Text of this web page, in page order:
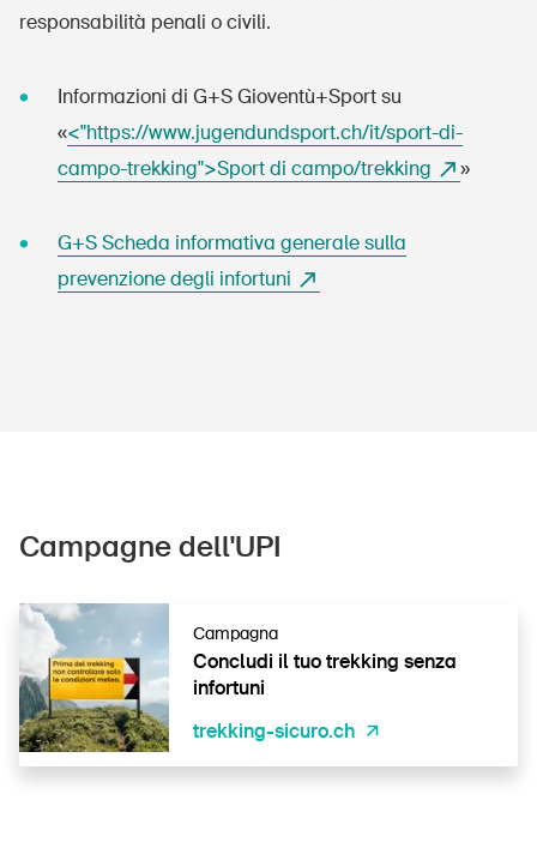
responsabilità penali o civili.
Informazioni di G+S Gioventù+Sport su
«<"https://www.jugendundsport.ch/it/sport-di-
campo-trekking">Sport di campo/trekking
»
G+S Scheda informativa generale sulla
prevenzione degli infortuni
Campagne dell'UPI
Campagna
Concludi il tuo trekking senza
infortuni
trekking-sicuro.ch